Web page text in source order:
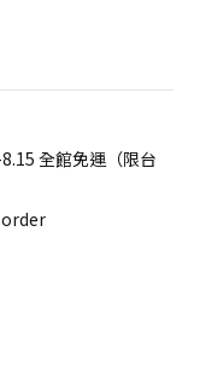
全館免運（限台
order